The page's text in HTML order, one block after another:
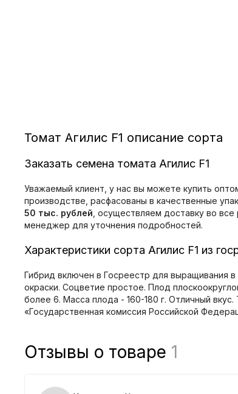
Томат Агилис F1 описание сорта
Заказать семена томата Агилис F1
Уважаемый клиент, у нас вы можете купить
производстве, расфасованы в качественные
50 тыс. рублей , осуществляем доставку во все
менеджер для уточнения подробностей.
Характеристики сорта Агилис F1 из
Гибрид включен в Госреестр для выращивания
окраски. Соцветие простое. Плод
более 6. Масса плода - 160-180 г. Отличный
«Государственная комиссия Российской
Отзывы о товаре 1